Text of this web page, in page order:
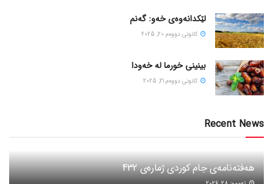
لێکدانەوەی خەو: گەنم
كانونی دووه‌م 20, 2025
بینینی خورما لە خەودا
كانونی دووه‌م 21, 2025
Recent News
هەفتەنامەی جام کوردی ژمارەی 432